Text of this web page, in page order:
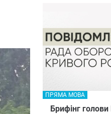
Брифінг
ПРЯМА МОВА